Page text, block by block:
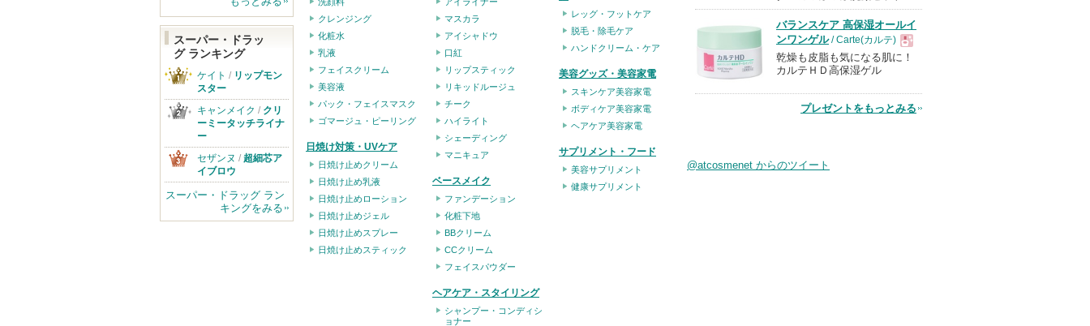
クレンジング
化粧水
乳液
フェイスクリーム
美容液
パック・フェイスマスク
ゴマージュ・ピーリング
日焼け対策・UVケア
日焼け止めクリーム
日焼け止め乳液
日焼け止めローション
日焼け止めジェル
日焼け止めスプレー
日焼け止めスティック
マスカラ
アイシャドウ
口紅
リップスティック
リキッドルージュ
チーク
ハイライト
シェーディング
マニキュア
ベースメイク
ファンデーション
化粧下地
BBクリーム
CCクリーム
フェイスパウダー
ヘアケア・スタイリング
シャンプー・コンディシ
ョナー
レッグ・フットケア
脱毛・除毛ケア
ハンドクリーム・ケア
美容グッズ・美容家電
スキンケア美容家電
ボディケア美容家電
ヘアケア美容家電
サプリメント・フード
美容サプリメント
健康サプリメント
品
バランスケア 高保湿オールイ
ンワンゲル/ Carte(カルテ)
現
品
乾燥も皮脂も気になる肌に！
カルテＨＤ高保湿ゲル
プレゼントをもっとみる
@atcosmenet からのツイート
スーパー・ドラッ
グ ランキング
ケイト / リップモン
スター
キャンメイク / クリ
ーミータッチライナ
ー
セザンヌ / 超細芯ア
イブロウ
スーパー・ドラッグ ラン
キングをみる